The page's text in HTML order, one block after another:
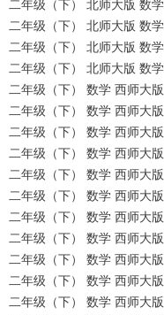
二年级（下） 北师大版 数
二年级（下） 北师大版 数
二年级（下） 北师大版 数
二年级（下） 北师大版 数
二年级（下） 数学 西师大
二年级（下） 数学 西师大
二年级（下） 数学 西师大
二年级（下） 数学 西师大
二年级（下） 数学 西师大
二年级（下） 数学 西师大
二年级（下） 数学 西师大
二年级（下） 数学 西师大
二年级（下） 数学 西师大
二年级（下） 数学 西师大
二年级（下） 数学 西师大